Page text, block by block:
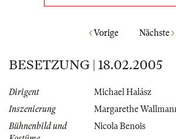
Vorige Nächste
BESETZUNG | 18.02.2005
Dirigent
Michael Halász
Inszenierung
Margarethe
Bühnenbild und
Nicola Benois